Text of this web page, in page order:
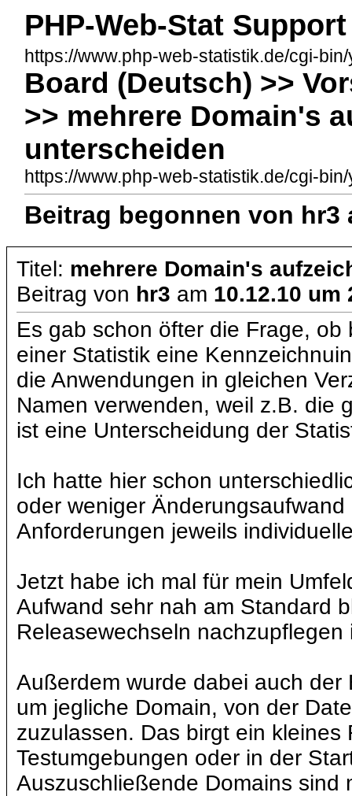
PHP-Web-Stat
https://www.php-web-statistik.de/cgi-
Board (Deutsch) >>
>> mehrere Domain's
unterscheiden
https://www.php-web-statistik.de/cgi-
Beitrag begonnen von hr3
Titel: mehrere Domain's
Beitrag von hr3 am 10.12.10 um
Es gab schon öfter die Frage,
einer Statistik eine
die Anwendungen in gleichen
Namen verwenden, weil z.B. die
ist eine Unterscheidung der
Ich hatte hier schon
oder weniger
Anforderungen jeweils
Jetzt habe ich mal für mein
Aufwand sehr nah am Standard
Releasewechseln nachzupflegen
Außerdem wurde dabei auch der
um jegliche Domain, von der
zuzulassen. Das birgt ein
Testumgebungen oder in der
Auszuschließende Domains sind